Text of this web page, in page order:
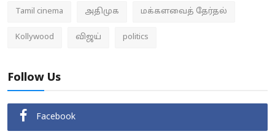
Tamil cinema அதிமுக மக்களவைத் தேர்தல்
Kollywood விஜய் politics
Follow Us
Facebook